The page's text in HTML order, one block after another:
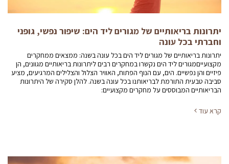
יתרונות בריאותיים של מגורים ליד הים: שיפור נפשי, גופני
וחברתי בכל עונה
יתרונות בריאותיים של מגורים ליד הים בכל עונה בשנה: ממצאים ממחקרים
מקצועייםמגורים ליד הים נקשרו במחקרים רבים ליתרונות בריאותיים מגוונים, הן
פיזיים והן נפשיים. הים, עם הנוף הפתוח, האוויר הצלול והצלילים המרגיעים, מציע
סביבה טבעית התורמת לבריאותנו בכל עונה בשנה. להלן סקירה של היתרונות
הבריאותיים המבוססים על מחקרים מקצועיים:
קרא עוד